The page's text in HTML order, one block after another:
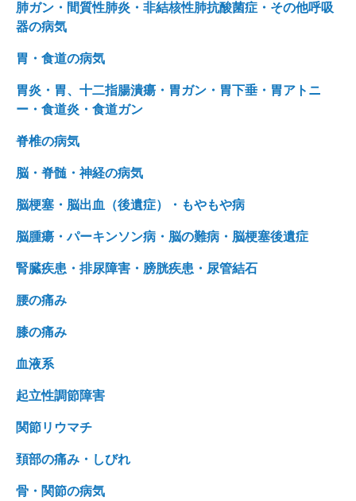
肺ガン・間質性肺炎・非結核性肺抗酸菌症・その他呼吸
器の病気
胃・食道の病気
胃炎・胃、十二指腸潰瘍・胃ガン・胃下垂・胃アトニ
ー・食道炎・食道ガン
脊椎の病気
脳・脊髄・神経の病気
脳梗塞・脳出血（後遺症）・もやもや病
脳腫瘍・パーキンソン病・脳の難病・脳梗塞後遺症
腎臓疾患・排尿障害・膀胱疾患・尿管結石
腰の痛み
膝の痛み
血液系
起立性調節障害
関節リウマチ
頚部の痛み・しびれ
骨・関節の病気